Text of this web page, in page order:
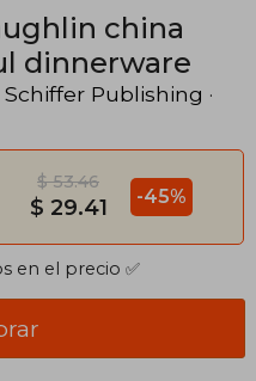
china
dinnerware
Schiffer Publishing ·
$ 53.46
$ 29.41 -45%
en el precio ✅